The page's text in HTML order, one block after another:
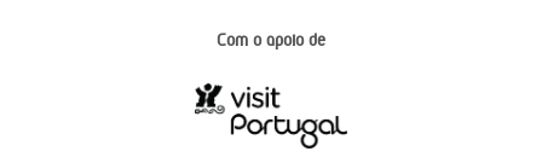
Com o apoio de